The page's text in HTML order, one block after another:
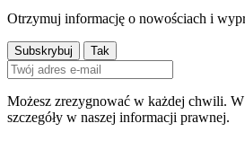
Otrzymuj informację o nowościach i
Możesz zrezygnować w każdej chwili.
szczegóły w naszej informacji prawnej.